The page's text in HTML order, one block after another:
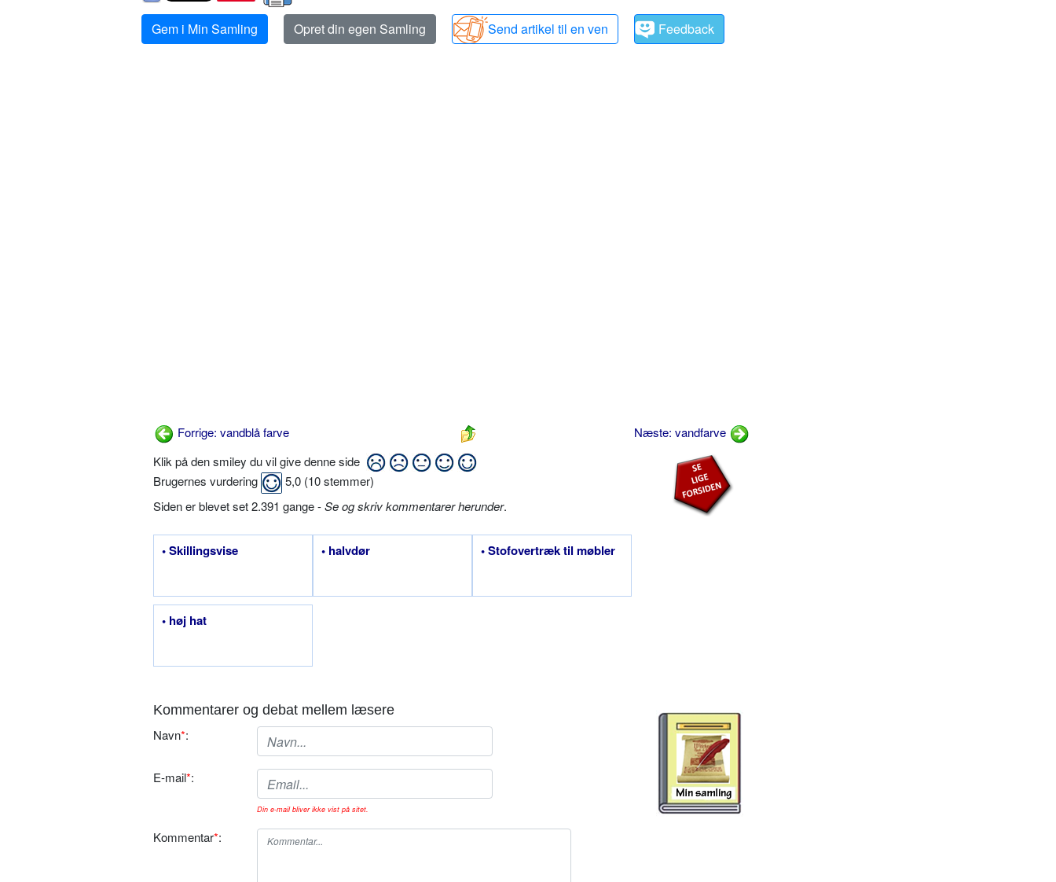
Gem i Min Samling Opret din egen Samling Send artikel til en ven Feedback
Forrige: vandblå farve
Næste: vandfarve
Klik på den smiley du vil give denne side
Brugernes vurdering
5,0 (10stemmer)
Siden er blevet set 2.391 gange -Se og skriv kommentarer herunder.
• Skillingsvise • halvdør • Stofovertræk til møbler
• høj hat
Kommentarer og debat mellem læsere
Navn*:
E-mail*:
Din e-mail bliver ikke vist på sitet.
Kommentar*: